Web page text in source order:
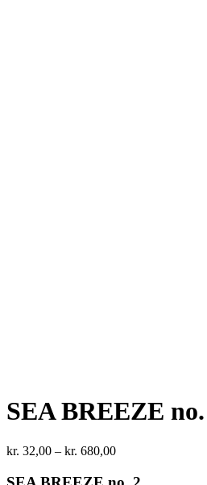
SEA BREEZE
kr. 32,00 – kr. 680,00Prisinterval:
til